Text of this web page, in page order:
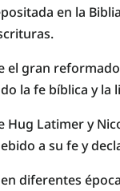
en la
el gran
la fe bíblica y la
Hug Latimer y
a su fe y
diferentes